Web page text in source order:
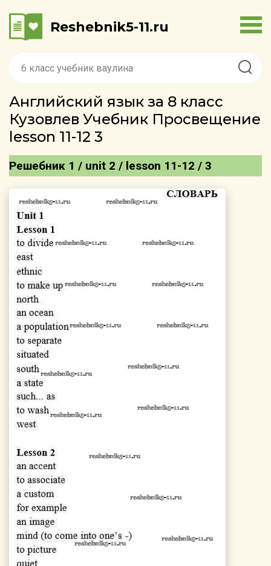
Reshebnik5-11.ru
Английский язык за 8 класс
Кузовлев Учебник Просвещение
lesson 11-12 3
Решебник 1 / unit 2 / lesson 11-12 / 3